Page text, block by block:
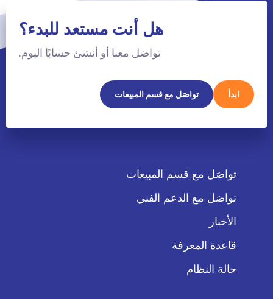
هل أنت مستعد للبدء؟
تواصَل معنا أو أنشئ حسابًا اليوم.
ابدأ تواصَل مع قسم المبيعات
تواصَل مع قسم المبيعات
تواصَل مع الدعم الفني
الأخبار
قاعدة المعرفة
حالة النظام